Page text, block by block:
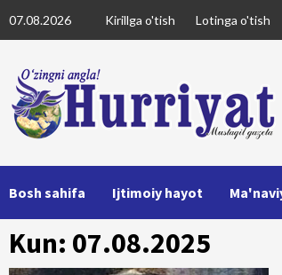
to
07.08.2026 Kirillga o'tish Lotinga o'tish
Bosh sahifa Ijtimoiy hayot
Kun: 07.08.2025